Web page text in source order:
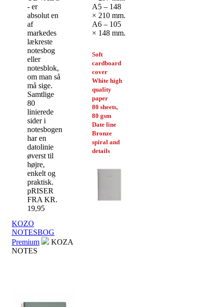
- er
absolut en
af
markedes
lækreste
notesbog
eller
notesblok,
om man så
må sige.
Samtlige
80
linierede
sider i
notesbogen
har en
datolinie
øverst til
højre,
enkelt og
praktisk.
pRISER
FRA KR.
19,95
KOZO
NOTESBOG
Premium
KOZA
NOTES
A5 – 148
× 210 mm.
A6 – 105
× 148 mm.
Soft
cardboard
cover
White high
quality
paper
80 sheets,
80 gsm
Date line
Bronze
spiral and
details